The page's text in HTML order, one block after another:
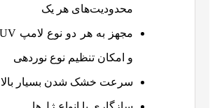
محدودیت‌های هر یک
و امکان تنظیم نوع نوردهی
سرعت خشک شدن بسیار بالا